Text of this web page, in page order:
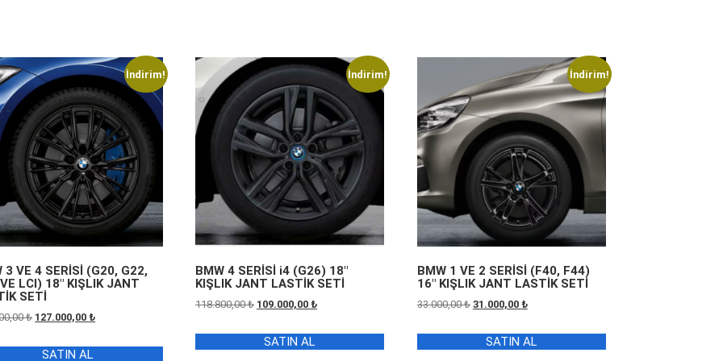
İndirim!
3 VE 4 SERİSİ (G20, G22,
LCI) 18″ KIŞLIK JANT
SETİ
₺ Orijinal
138.600,00 ₺.
127.000,00₺Şu
fiyat:
SATIN AL
İndirim!
BMW 4 SERİSİ i4 (G26) 18″
KIŞLIK JANT LASTİK SETİ
118.800,00₺ Orijinal
118.800,00 ₺.
109.000,00₺Şu
fiyat:
109.000,00 ₺.
SATIN AL
İndirim!
BMW 1 VE 2 SERİSİ (F40, F44)
16″ KIŞLIK JANT LASTİK SETİ
33.000,00₺ Orijinal
33.000,00 ₺.
31.000,00 ₺Şu
fiyat:
31.000,00 ₺.
SATIN AL